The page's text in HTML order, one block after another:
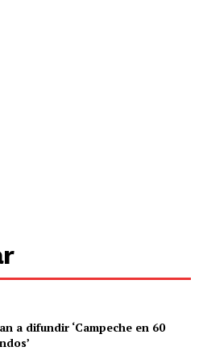
a difundir ‘Campeche en 60